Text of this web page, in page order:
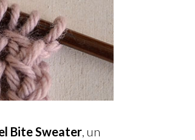
Bite Sweater, un